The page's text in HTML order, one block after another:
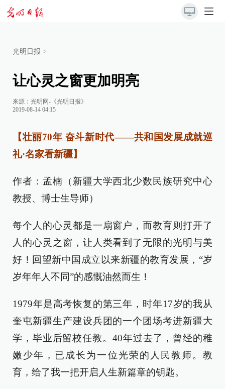
光明日报 >
让心灵之窗更加明亮
来源： 光明网-《光明日报》
2019-08-14 04:15
【壮丽70年 奋斗新时代——共和国发展成就巡
礼·名家看新疆】
作者：孟楠（新疆大学西北少数民族研究中心
教授、博士生导师）
每个人的心灵都是一扇窗户，而教育则打开了
人的心灵之窗，让人类看到了无限的光明与美
好！回望新中国成立以来新疆的教育发展，“岁
岁年年人不同”的感慨油然而生！
1979年是高考恢复的第三年，时年17岁的我从
奎屯新疆生产建设兵团的一个团场考进新疆大
学，毕业后留校任教。40年过去了，曾经的稚
嫩少年，已成长为一位光荣的人民教师。教
育，给了我一把开启人生新篇章的钥匙。